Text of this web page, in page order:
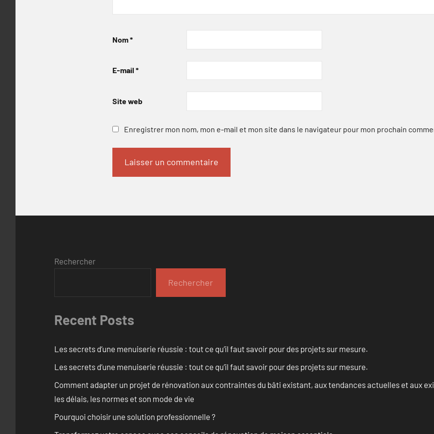
Nom*
E-mail *
Site web
Enregistrer mon nom, mon e-mail et mon site dans le navigateur pour mon prochain
Rechercher
Rechercher
Recent Posts
Les secrets d’une menuiserie réussie : tout ce qu’il faut savoir pour des projets sur mesure.
Les secrets d’une menuiserie réussie : tout ce qu’il faut savoir pour des projets sur mesure.
Comment adapter un projet de rénovation aux contraintes du bâti existant, aux tendances actuelles et aux
les délais, les normes et son mode de vie
Pourquoi choisir une solution professionnelle ?